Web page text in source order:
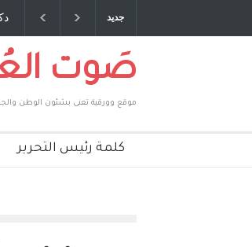
جديد
طاحنة كتب وترافع فيها بنفسه مرة اخرى.. الشيخ
صاغرون،
صَوت
موقع وورقية تعنى بشئون الوطن
كلمة رئيس التحرير